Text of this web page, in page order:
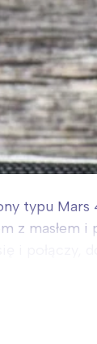
typu Mars
z masłem